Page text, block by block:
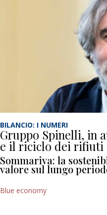
BILANCIO: I NUMERI
Gruppo Spinelli, in
e il riciclo dei rifiuti
Sommariva: la
valore sul lungo
Blue economy